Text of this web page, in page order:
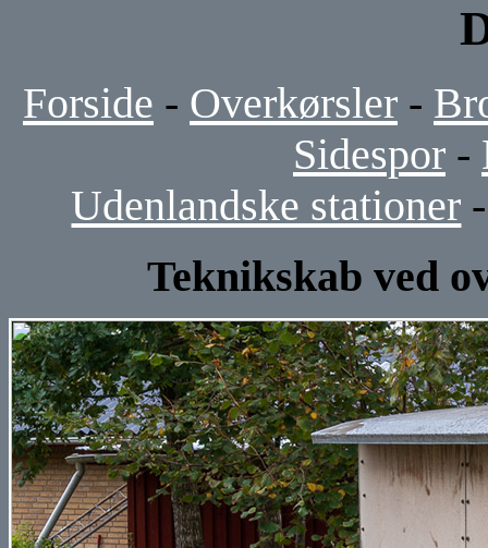
Forside - Overkørsler -
Sidespor -
Udenlandske stationer
Teknikskab ved